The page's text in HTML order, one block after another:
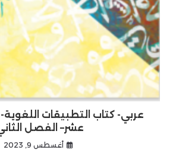
عربي- كتاب التطبيقات
عشر– الفصل
أغسطس 9, 2023